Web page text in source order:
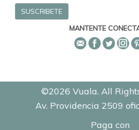
MANTENTE
©2026 Vuala. All
Av. Providencia 2509
Paga con